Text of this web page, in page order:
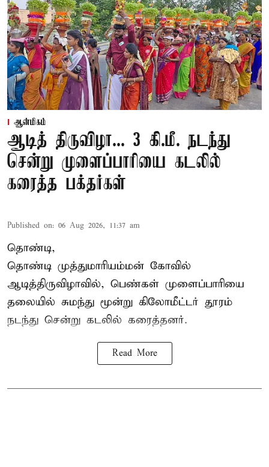
ஆன்மிகம்
ஆடித் திருவிழா... 3 கி.மீ. நடந்து
சென்று முளைப்பாரியை கடலில்
கரைத்த பக்தர்கள்
Published on: 06 Aug 2026, 11:37 am
தொண்டி,
தொண்டி முத்துமாரியம்மன் கோவில்
ஆடித்திருவிழாவில், பெண்கள் முளைப்பாரியை
தலையில் சுமந்து மூன்று கிலோமீட்டர் தூரம்
நடந்து சென்று கடலில் கரைத்தனர்.
Read More